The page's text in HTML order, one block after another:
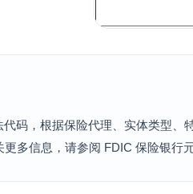
码，根据保险代理、实体类型、
多信息，请参阅 FDIC 保险银行元